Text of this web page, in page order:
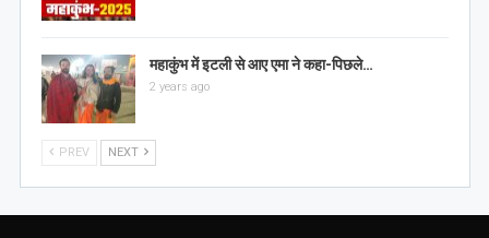
महाकुंभ में इटली से आए एमा ने कहा-पिछले…
2 years ago
PREV NEXT